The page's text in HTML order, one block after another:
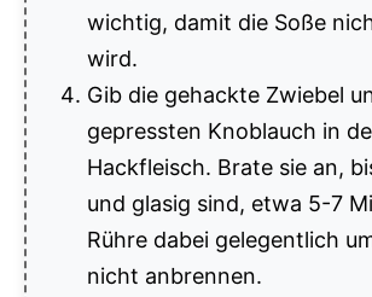
wichtig, damit die Soße
wird.
Gib die gehackte Zwiebel
gepressten Knoblauch in
Hackfleisch. Brate sie an,
und glasig sind, etwa 5-7
Rühre dabei gelegentlich
nicht anbrennen.